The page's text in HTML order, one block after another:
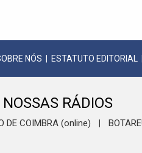
NÓS ESTATUTO EDITORIAL
RÁDIOS
DE COIMBRA (online)